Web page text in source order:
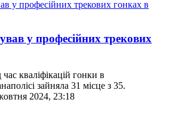
у професійних трекових
час кваліфікацій гонки в
зайняла 31 місце з 35.
2024, 23:18